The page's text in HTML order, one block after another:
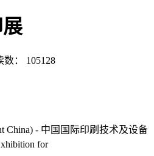
数： 105128
China) - 中国国际印刷技术及设备
for